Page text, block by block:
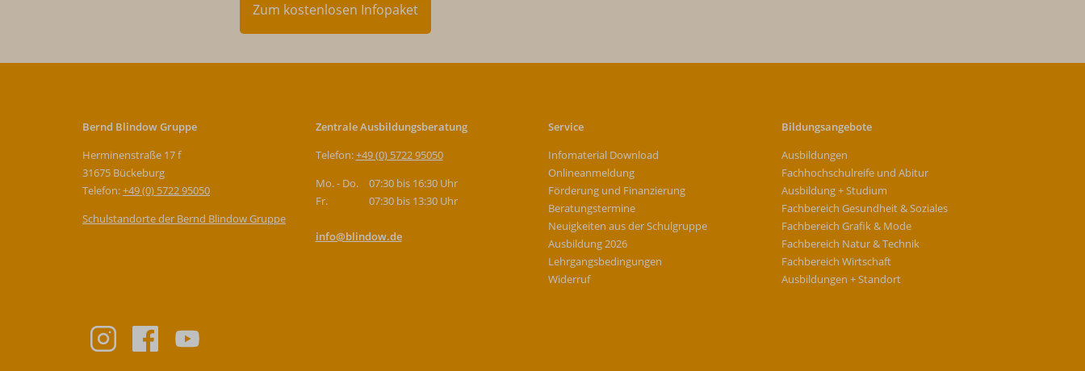
Zum kostenlosen Infopaket
Bernd Blindow Gruppe
Herminenstraße 17 f
31675 Bückeburg
Telefon:+49 (0) 5722 95050
Schulstandorte der Bernd Blindow Gruppe
Zentrale Ausbildungsberatung
Telefon:+49 (0) 5722 95050
Mo. - Do.
07:30 bis 16:30 Uhr
Fr.
07:30 bis 13:30 Uhr
info@blindow.de
Service
Infomaterial Download
Onlineanmeldung
Förderung und Finanzierung
Beratungstermine
Neuigkeiten aus der Schulgruppe
Ausbildung 2026
Lehrgangsbedingungen
Widerruf
Bildungsangebote
Ausbildungen
Fachhochschulreife und Abitur
Ausbildung + Studium
Fachbereich Gesundheit & Soziales
Fachbereich Grafik & Mode
Fachbereich Natur & Technik
Fachbereich Wirtschaft
Ausbildungen + Standort